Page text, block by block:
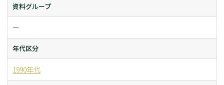
資料グループ
ー
年代区分
1990年代